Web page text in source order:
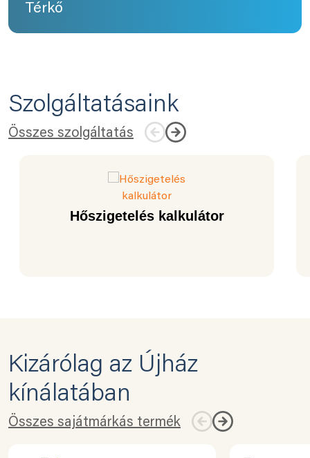
Térkő
Szolgáltatásaink
Összes szolgáltatás
Hőszigetelés kalkulátor
Kizárólag az Újház
kínálatában
Összes sajátmárkás termék